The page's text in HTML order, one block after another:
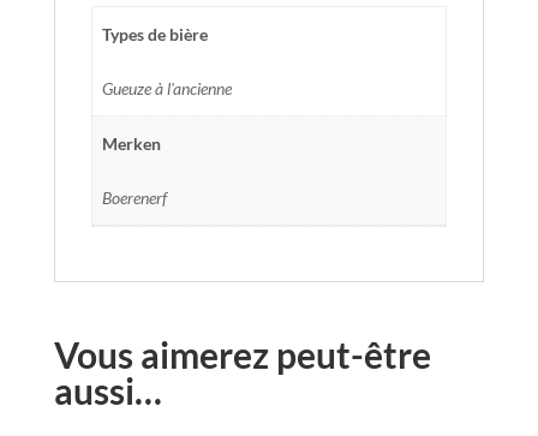
Types de bière
Gueuze à l'ancienne
Merken
Boerenerf
Vous aimerez peut-être
aussi…